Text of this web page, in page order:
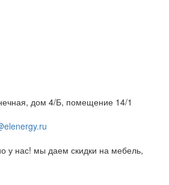
дом 4/Б, помещение 14/1
у нас! мы даем скидки на мебель,